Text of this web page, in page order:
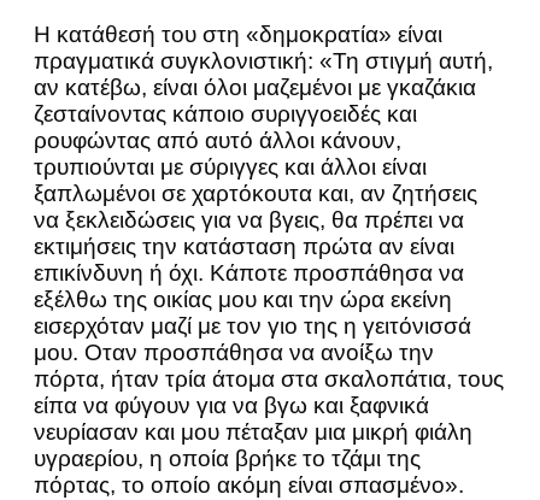
Η κατάθεσή του στη «δημοκρατία» είναι
πραγματικά συγκλονιστική: «Τη στιγμή αυτή,
αν κατέβω, είναι όλοι μαζεμένοι με γκαζάκια
ζεσταίνοντας κάποιο συριγγοειδές και
ρουφώντας από αυτό άλλοι κάνουν,
τρυπιούνται με σύριγγες και άλλοι είναι
ξαπλωμένοι σε χαρτόκουτα και, αν ζητήσεις
να ξεκλειδώσεις για να βγεις, θα πρέπει να
εκτιμήσεις την κατάσταση πρώτα αν είναι
επικίνδυνη ή όχι. Κάποτε προσπάθησα να
εξέλθω της οικίας μου και την ώρα εκείνη
εισερχόταν μαζί με τον γιο της η γειτόνισσά
μου. Οταν προσπάθησα να ανοίξω την
πόρτα, ήταν τρία άτομα στα σκαλοπάτια, τους
είπα να φύγουν για να βγω και ξαφνικά
νευρίασαν και μου πέταξαν μια μικρή φιάλη
υγραερίου, η οποία βρήκε το τζάμι της
πόρτας, το οποίο ακόμη είναι σπασμένο».